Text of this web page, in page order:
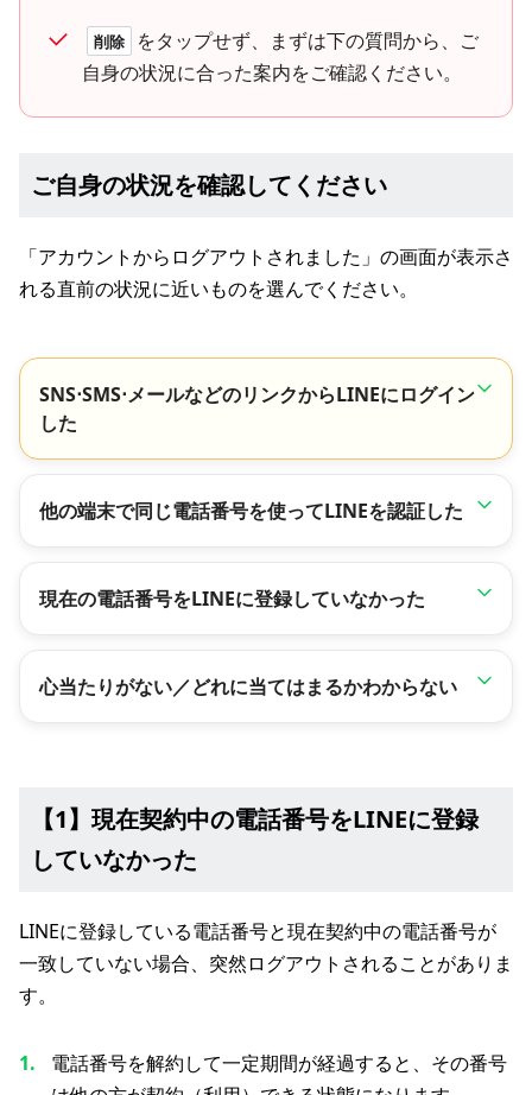
削除
をタップせず、まずは下の質問から、ご
自身の状況に合った案内をご確認ください。
ご自身の状況を確認してください
「アカウントからログアウトされました」の画面が表示さ
れる直前の状況に近いものを選んでください。
SNS⋅SMS⋅メールなどのリンクからLINEにログイン
した
他の端末で同じ電話番号を使ってLINEを認証した
現在の電話番号をLINEに登録していなかった
心当たりがない／どれに当てはまるかわからない
【1】現在契約中の電話番号をLINEに登録
していなかった
LINEに登録している電話番号と現在契約中の電話番号が
一致していない場合、突然ログアウトされることがありま
す。
電話番号を解約して一定期間が経過すると、その番号